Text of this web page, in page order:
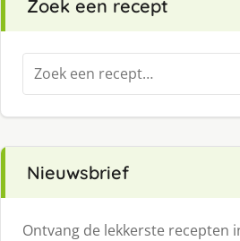
Zoek een recept
Zoeken
naar:
Nieuwsbrief
Ontvang de lekkerste recepten